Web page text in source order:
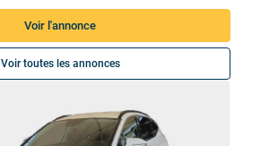
Voir l'annonce
Voir toutes les annonces